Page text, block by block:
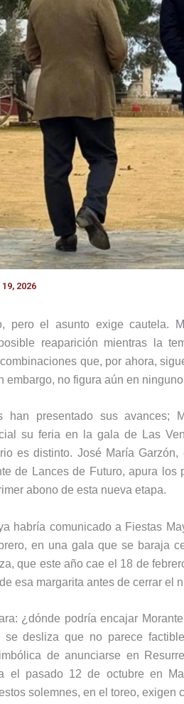
2026
pero el asunto exige cautela.
reaparición mientras la
que, por ahora,
embargo, no figura aún en
han presentado sus avances;
su feria en la gala de Las
es distinto. José María
de Lances de Futuro, apura
abono de esta nueva etapa.
habría comunicado a Fiestas
en una gala que se baraja
que este año cae el 18 de
esa margarita antes de cerrar el
¿dónde podría encajar
se desliza que no parece
de anunciarse en
el pasado 12 de octubre en
solemnes, en el toreo, exigen